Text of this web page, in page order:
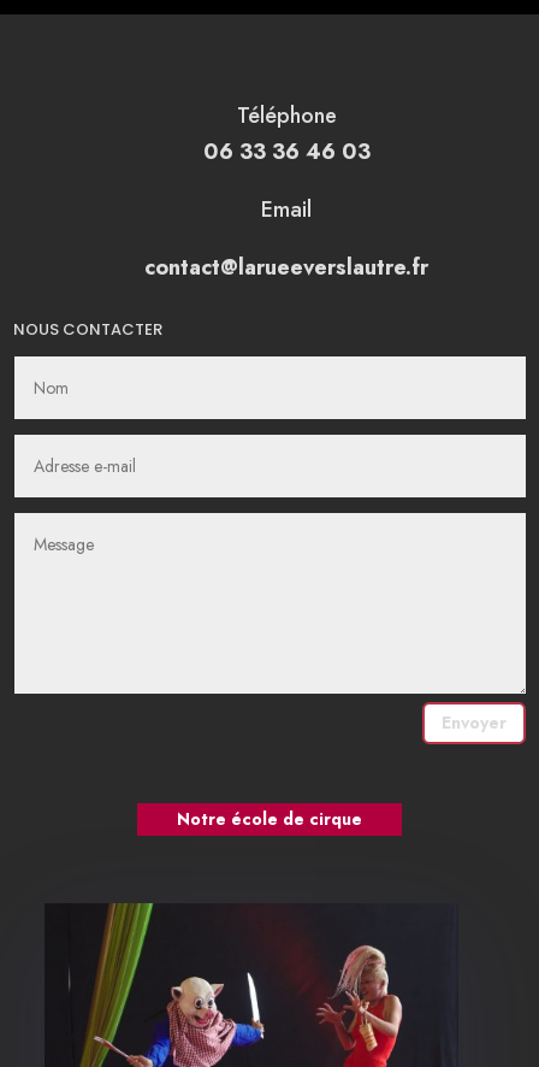
Téléphone
06 33 36 46 03
Email
contact@larueeverslautre.fr
NOUS CONTACTER
Envoyer
Notre école de cirque